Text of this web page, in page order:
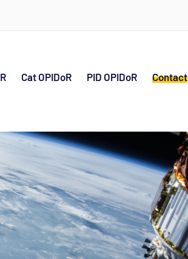
Cat OPIDoR PID OPIDoR Contact